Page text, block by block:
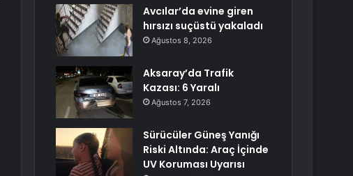
Avcılar’da evine giren
hırsızı suçüstü yakaladı
Ağustos 8, 2026
Aksaray’da Trafik
Kazası: 6 Yaralı
Ağustos 7, 2026
Sürücüler Güneş Yanığı
Riski Altında: Araç İçinde
UV Koruması Uyarısı